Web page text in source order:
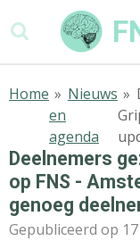
direct
hoofdinhoud
Home » Nieuws
en
agenda
»
Deelnemers
op FNS -
genoeg
Gepubliceerd op